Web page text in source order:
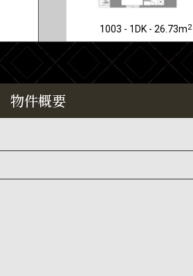
1003 - 1DK - 26.73m2
物件概要